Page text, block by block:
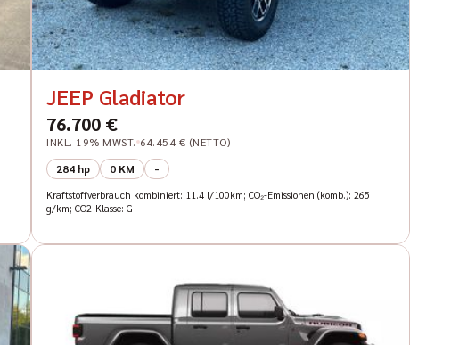
JEEP Gladiator
76.700 €
INKL. 19% MWST. 64.454 € (NETTO)
284 hp
0 KM -
Kraftstoffverbrauch kombiniert: 11.4 l/100km; CO₂-Emissionen (komb.): 265
g/km; CO2-Klasse: G